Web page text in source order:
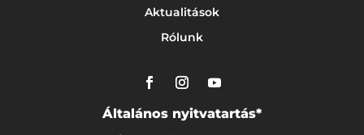
Aktualitások
Rólunk
Általános nyitvatartás*